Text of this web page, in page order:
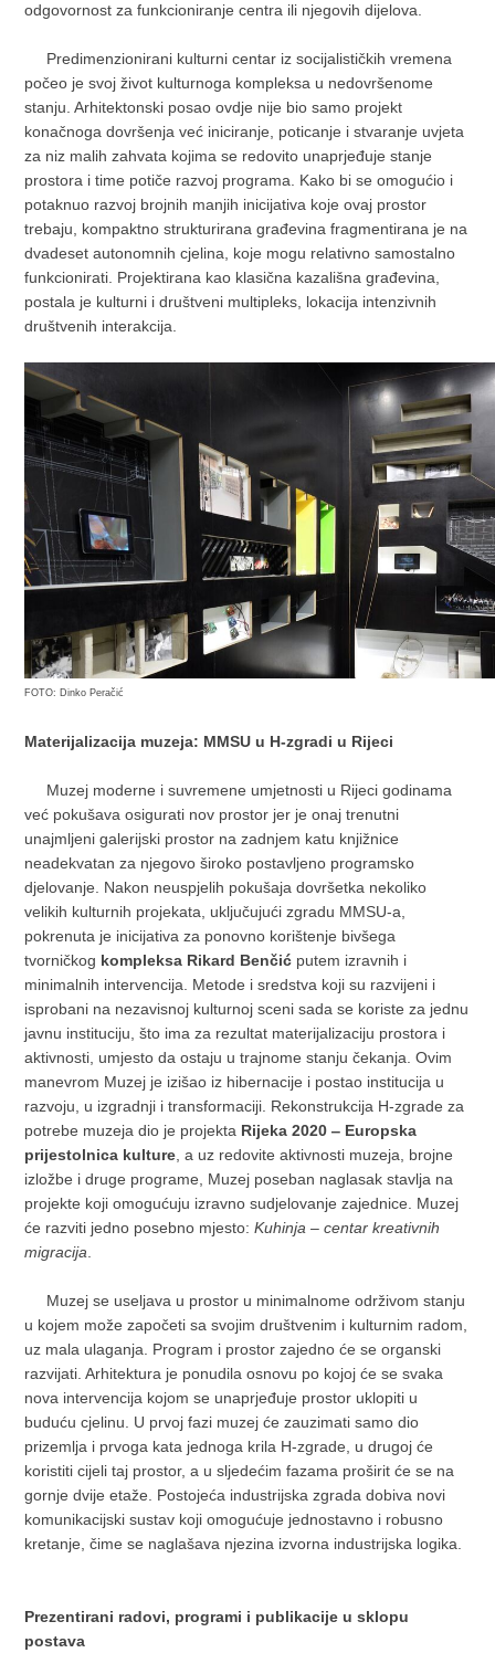
odgovornost za funkcioniranje centra ili njegovih dijelova.
Predimenzionirani kulturni centar iz socijalističkih vremena
počeo je svoj život kulturnoga kompleksa u nedovršenome
stanju. Arhitektonski posao ovdje nije bio samo projekt
konačnoga dovršenja već iniciranje, poticanje i stvaranje uvjeta
za niz malih zahvata kojima se redovito unaprjeđuje stanje
prostora i time potiče razvoj programa. Kako bi se omogućio i
potaknuo razvoj brojnih manjih inicijativa koje ovaj prostor
trebaju, kompaktno strukturirana građevina fragmentirana je na
dvadeset autonomnih cjelina, koje mogu relativno samostalno
funkcionirati. Projektirana kao klasična kazališna građevina,
postala je kulturni i društveni multipleks, lokacija intenzivnih
društvenih interakcija.
FOTO: Dinko Peračić
Materijalizacija muzeja: MMSU u H-zgradi u Rijeci
Muzej moderne i suvremene umjetnosti u Rijeci godinama
već pokušava osigurati nov prostor jer je onaj trenutni
unajmljeni galerijski prostor na zadnjem katu knjižnice
neadekvatan za njegovo široko postavljeno programsko
djelovanje. Nakon neuspjelih pokušaja dovršetka nekoliko
velikih kulturnih projekata, uključujući zgradu MMSU-a,
pokrenuta je inicijativa za ponovno korištenje bivšega
tvorničkog kompleksa Rikard Benčić putem izravnih i
minimalnih intervencija. Metode i sredstva koji su razvijeni i
isprobani na nezavisnoj kulturnoj sceni sada se koriste za jednu
javnu instituciju, što ima za rezultat materijalizaciju prostora i
aktivnosti, umjesto da ostaju u trajnome stanju čekanja. Ovim
manevrom Muzej je izišao iz hibernacije i postao institucija u
razvoju, u izgradnji i transformaciji. Rekonstrukcija H-zgrade za
potrebe muzeja dio je projekta Rijeka 2020 ‒ Europska
prijestolnica kulture , a uz redovite aktivnosti muzeja, brojne
izložbe i druge programe, Muzej poseban naglasak stavlja na
projekte koji omogućuju izravno sudjelovanje zajednice. Muzej
će razviti jedno posebno mjesto:Kuhinja –centar kreativnih
migracija
Muzej se useljava u prostor u minimalnome održivom stanju
u kojem može započeti sa svojim društvenim i kulturnim radom,
uz mala ulaganja. Program i prostor zajedno će se organski
razvijati. Arhitektura je ponudila osnovu po kojoj će se svaka
nova intervencija kojom se unaprjeđuje prostor uklopiti u
buduću cjelinu. U prvoj fazi muzej će zauzimati samo dio
prizemlja i prvoga kata jednoga krila H-zgrade, u drugoj će
koristiti cijeli taj prostor, a u sljedećim fazama proširit će se na
gornje dvije etaže. Postojeća industrijska zgrada dobiva novi
komunikacijski sustav koji omogućuje jednostavno i robusno
kretanje, čime se naglašava njezina izvorna industrijska logika.
Prezentirani radovi, programi i publikacije u sklopu
postava